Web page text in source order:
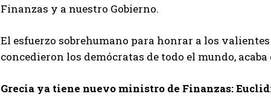
Finanzas y a nuestro Gobierno.
El esfuerzo sobrehumano para honrar a los
concedieron los demócratas de todo el mundo, acaba
Grecia ya tiene nuevo ministro de Finanzas: